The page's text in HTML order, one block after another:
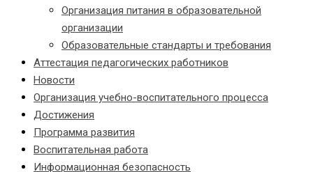
Организация питания в образовательной
организации
Образовательные стандарты и требования
Аттестация педагогических работников
Новости
Организация учебно-воспитательного процесса
Достижения
Программа развития
Воспитательная работа
Информационная безопасность